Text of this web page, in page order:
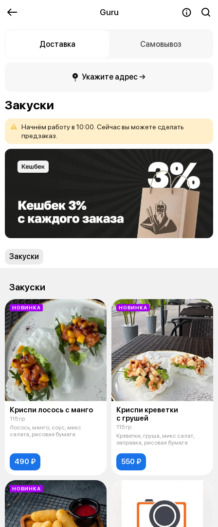
Guru
Доставка Самовывоз
Укажите адрес →
Закуски
Начнём работув 10:00. Сейчасвы можете сделать
предзаказ.
Закуски
Закуски
НОВИНКА
Криспи лосось с манго
115 гр
Лосось, манго, соус, микс
салата, рисовая бумага
490 ₽
НОВИНКА
Криспи креветки
с грушей
115 гр
Креветки, груша, микс салат,
заправка, рисовая бумага
550 ₽
НОВИНКА